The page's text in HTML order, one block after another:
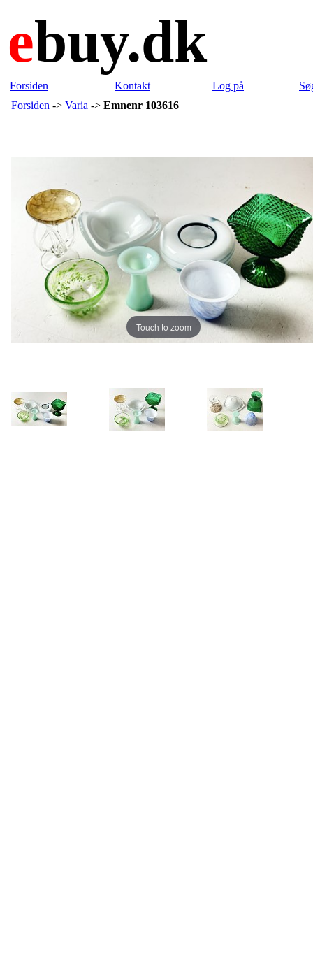
ebuy.dk
Forsiden Kontakt Log på
Forsiden -> Varia -> Emnenr 103616
Touch to zoom